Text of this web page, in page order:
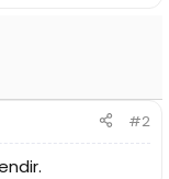
#2